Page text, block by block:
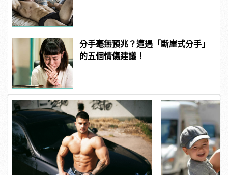
分手毫無預兆？遭遇「斷崖式分手」
的五個情傷建議！